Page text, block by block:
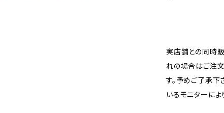
実店舗との同時
れの場合はご注
す。予めご了承下
いるモニターに